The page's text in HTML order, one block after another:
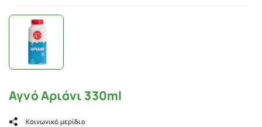
Αγνό Αριάνι 330ml
Κοινωνικό μερίδιο